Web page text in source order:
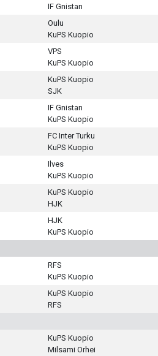
IF Gnistan
Oulu
KuPS Kuopio
VPS
KuPS Kuopio
KuPS Kuopio
SJK
IF Gnistan
KuPS Kuopio
FC Inter Turku
KuPS Kuopio
Ilves
KuPS Kuopio
KuPS Kuopio
HJK
HJK
KuPS Kuopio
RFS
KuPS Kuopio
KuPS Kuopio
RFS
KuPS Kuopio
Milsami Orhei